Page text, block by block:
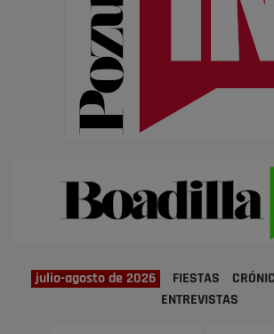
julio-agosto de 2026 FIESTAS
ENTREVISTAS